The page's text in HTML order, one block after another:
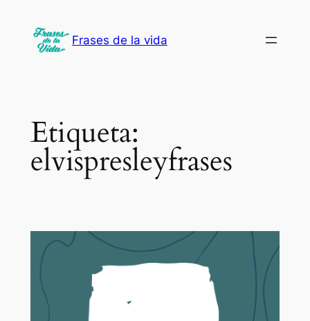
contenido
Frases de la vida
Etiqueta:
elvispresleyfrases